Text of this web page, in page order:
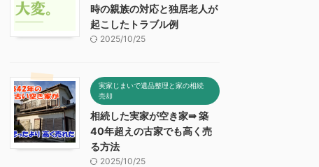
時の親族の対応と独居老人が
起こしたトラブル例
2025/10/25
実家じまいで遺品整理と家の相続
売却
相続した実家が空き家⇛ 築
40年超えの古家でも高く売
る方法
2025/10/25